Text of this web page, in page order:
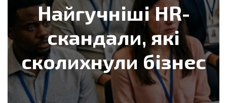
Найгучніші HR-
скандали, які
сколихнули бізнес